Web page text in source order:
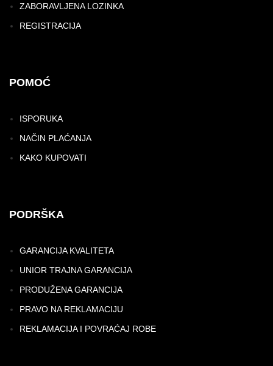
ZABORAVLJENA LOZINKA
REGISTRACIJA
POMOĆ
ISPORUKA
NAČIN PLAĆANJA
KAKO KUPOVATI
PODRŠKA
GARANCIJA KVALITETA
UNIOR TRAJNA GARANCIJA
PRODUŽENA GARANCIJA
PRAVO NA REKLAMACIJU
REKLAMACIJA I POVRAĆAJ ROBE